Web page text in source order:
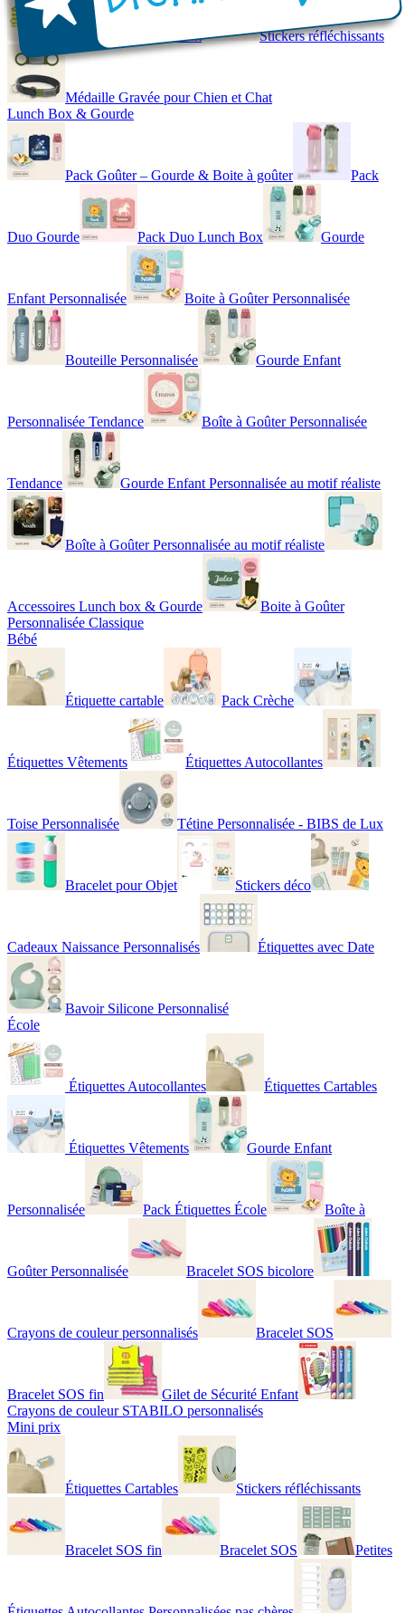
Gilet de Sécurité Enfant Stickers réfléchissants
Médaille Gravée pour Chien et Chat
Lunch Box & Gourde
Pack Goûter – Gourde & Boite à goûter Pack
Duo Gourde Pack Duo Lunch Box Gourde
Enfant Personnalisée Boite à Goûter Personnalisée
Bouteille Personnalisée Gourde Enfant
Personnalisée Tendance Boîte à Goûter Personnalisée
Tendance Gourde Enfant Personnalisée au motif réaliste
Boîte à Goûter Personnalisée au motif réaliste
Accessoires Lunch box & Gourde
Boite à Goûter
Personnalisée Classique
Bébé
Étiquette cartable Pack Crèche
Étiquettes Vêtements Étiquettes Autocollantes
Toise Personnalisée Tétine Personnalisée - BIBS de Lux
Bracelet pour Objet Stickers déco
Cadeaux Naissance Personnalisés Étiquettes avec Date
Bavoir Silicone Personnalisé
École
Étiquettes Autocollantes Étiquettes Cartables
Étiquettes Vêtements Gourde Enfant
Personnalisée Pack Étiquettes École Boîte à
Goûter Personnalisée Bracelet SOS bicolore
Crayons de couleur personnalisés Bracelet SOS
Bracelet SOS fin
Gilet de Sécurité Enfant
Crayons de couleur STABILO personnalisés
Mini prix
Étiquettes Cartables Stickers réfléchissants
Bracelet SOS fin Bracelet SOS Petites